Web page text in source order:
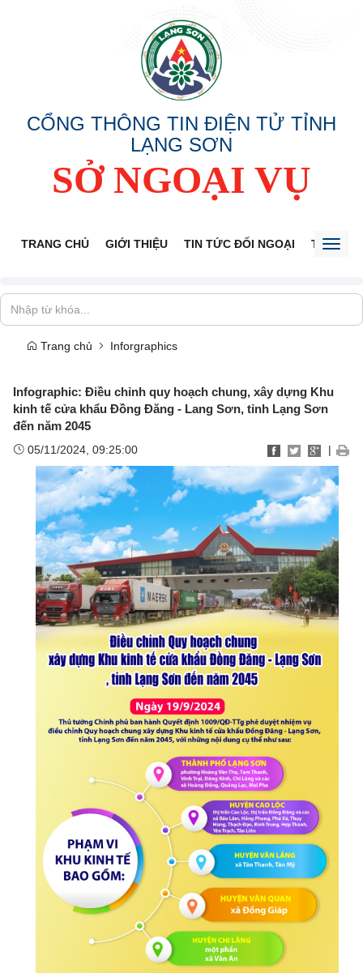
CỔNG THÔNG TIN ĐIỆN TỬ TỈNH
LẠNG SƠN
SỞ NGOẠI VỤ
TRANG CHỦ GIỚI THIỆU TIN TỨC ĐỐI NGOẠI THÔNG
Trang chủ Inforgraphics
Infographic: Điều chỉnh quy hoạch chung, xây dựng Khu
kinh tế cửa khẩu Đồng Đăng - Lang Sơn, tỉnh Lạng Sơn
đến năm 2045
05/11/2024, 09:25:00 |